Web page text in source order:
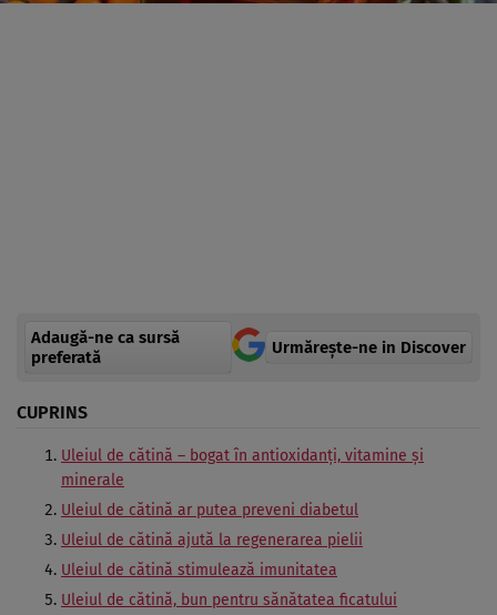
Adaugă-ne ca sursă
preferată
Urmărește-ne in Discover
CUPRINS
Uleiul de cătină – bogat în antioxidanţi, vitamine şi
minerale
Uleiul de cătină ar putea preveni diabetul
Uleiul de cătină ajută la regenerarea pielii
Uleiul de cătină stimulează imunitatea
Uleiul de cătină, bun pentru sănătatea ficatului